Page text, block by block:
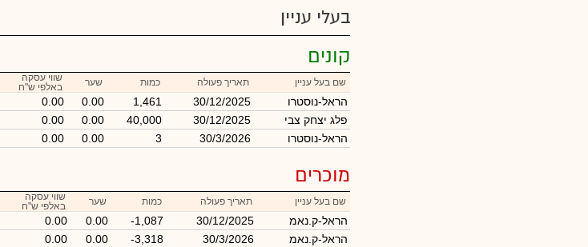
בעלי עניין
קונים
שם בעל עניין תאריך פעולה כמות שער
שווי עסקה
באלפי ש"ח
הראל-נוסטרו 30/12/2025
1,461
0.00
0.00
פלג יצחק צבי
30/12/2025
40,000
0.00
0.00
הראל-נוסטרו
30/3/2026
3
0.00
0.00
מוכרים
שם בעל עניין תאריך פעולה כמות שער
שווי עסקה
באלפי ש"ח
הראל-ק.נאמ 30/12/2025
-1,087
0.00
0.00
הראל-ק.נאמ
30/3/2026
-3,318
0.00
0.00